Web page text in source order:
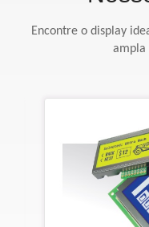
Encontre o display
ampla